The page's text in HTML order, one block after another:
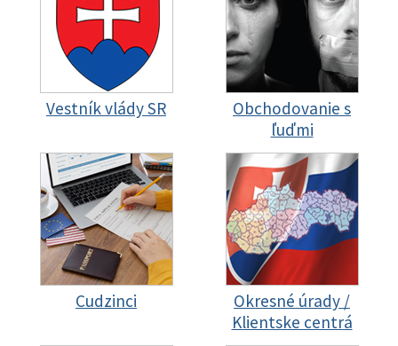
Vestník vlády SR
Obchodovanie s
ľuďmi
Cudzinci
Okresné úrady /
Klientske centrá